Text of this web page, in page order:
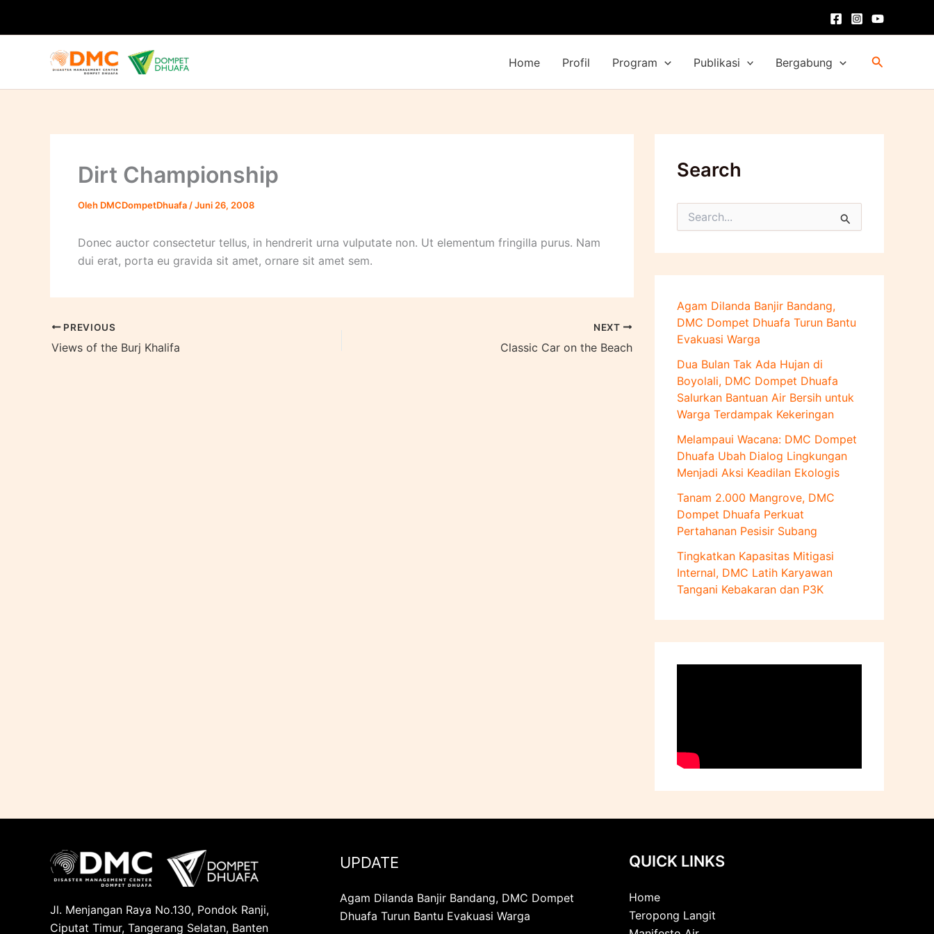
Home
Profil Program Publikasi Bergabung Cari
Dirt Championship
Oleh DMCDompetDhuafa /Juni 26, 2008
Donec auctor consectetur tellus, in hendrerit urna vulputate non. Ut elementum fringilla purus. Nam
dui erat, porta eu gravida sit amet, ornare sit amet sem.
PREVIOUS
Views of the Burj Khalifa
NEXT
Classic Car on the Beach
Search
a
u
t
k
:
Agam Dilanda Banjir Bandang,
DMC Dompet Dhuafa Turun Bantu
Evakuasi Warga
Dua Bulan Tak Ada Hujan di
Boyolali, DMC Dompet Dhuafa
Salurkan Bantuan Air Bersih untuk
Warga Terdampak Kekeringan
Melampaui Wacana: DMC Dompet
Dhuafa Ubah Dialog Lingkungan
Menjadi Aksi Keadilan Ekologis
Tanam 2.000 Mangrove, DMC
Dompet Dhuafa Perkuat
Pertahanan Pesisir Subang
Tingkatkan Kapasitas Mitigasi
Internal, DMC Latih Karyawan
Tangani Kebakaran dan P3K
Jl. Menjangan Raya No.130, Pondok Ranji,
Ciputat Timur, Tangerang Selatan, Banten
UPDATE
Agam Dilanda Banjir Bandang, DMC Dompet
Dhuafa Turun Bantu Evakuasi Warga
QUICK LINKS
Home
Teropong Langit